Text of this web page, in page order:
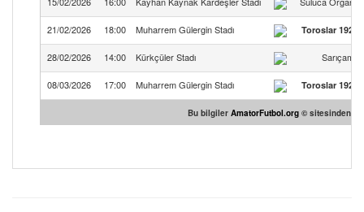
21/02/2026 18:00 Muharrem Gülergin Stadı Toroslar 1922
28/02/2026 14:00 Kürkçüler Stadı Sarıçam
08/03/2026 17:00 Muharrem Gülergin Stadı Toroslar 1922
Bu bilgiler AmatorFutbol.org © sitesinden